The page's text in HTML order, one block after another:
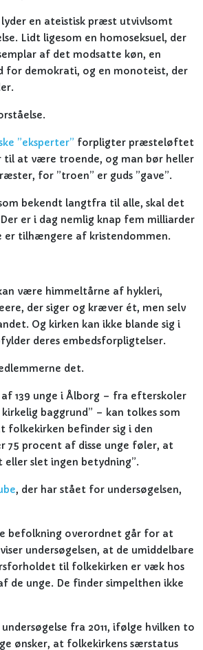
en ateistisk præst utvivlsomt
Lidt ligesom en homoseksuel, der
af det modsatte køn, en
for demokrati, og en monoteist, der
”eksperter” forpligter præsteløftet
til at være troende, og man bør heller
for ”troen” er guds ”gave”.
bekendt langtfra til alle, skal det
er i dag nemlig knap fem milliarder
er tilhængere af kristendommen.
være himmeltårne af hykleri,
der siger og kræver ét, men selv
Og kirken kan ikke blande sig i
deres embedsforpligtelser.
det.
af 139 unge i Ålborg – fra efterskoler
baggrund” – kan tolkes som
folkekirken befinder sig i den
75 procent af disse unge føler, at
slet ingen betydning”.
, der har stået for undersøgelsen,
befolkning overordnet går for at
undersøgelsen, at de umiddelbare
til folkekirken er væk hos
de unge. De finder simpelthen ikke
fra 2011, ifølge hvilken to
ønsker, at folkekirkens særstatus